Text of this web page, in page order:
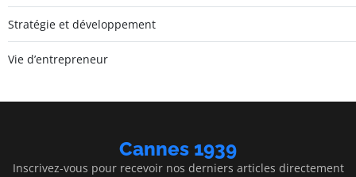
Stratégie et développement
Vie d’entrepreneur
Cannes 1939
Inscrivez-vous pour recevoir nos derniers articles directement